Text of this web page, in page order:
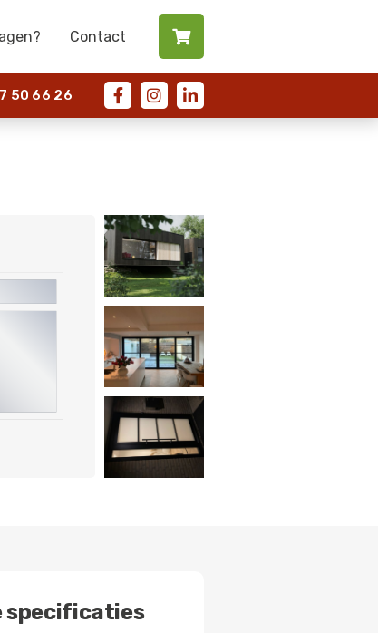
Contact 
50 66 26   
specificaties